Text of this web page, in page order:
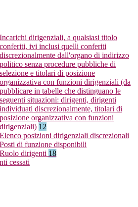
Incarichi dirigenziali, a qualsiasi titolo
conferiti, ivi inclusi quelli conferiti
discrezionalmente dall'organo di indirizzo
politico senza procedure pubbliche di
selezione e titolari di posizione
organizzativa con funzioni dirigenziali (da
pubblicare in tabelle che distinguano le
seguenti situazioni: dirigenti, dirigenti
individuati discrezionalmente, titolari di
posizione organizzativa con funzioni
dirigenziali) 12
Elenco posizioni dirigenziali discrezionali
Posti di funzione disponibili
Ruolo dirigenti 18
cessati